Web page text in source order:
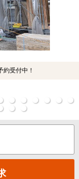
受付中！